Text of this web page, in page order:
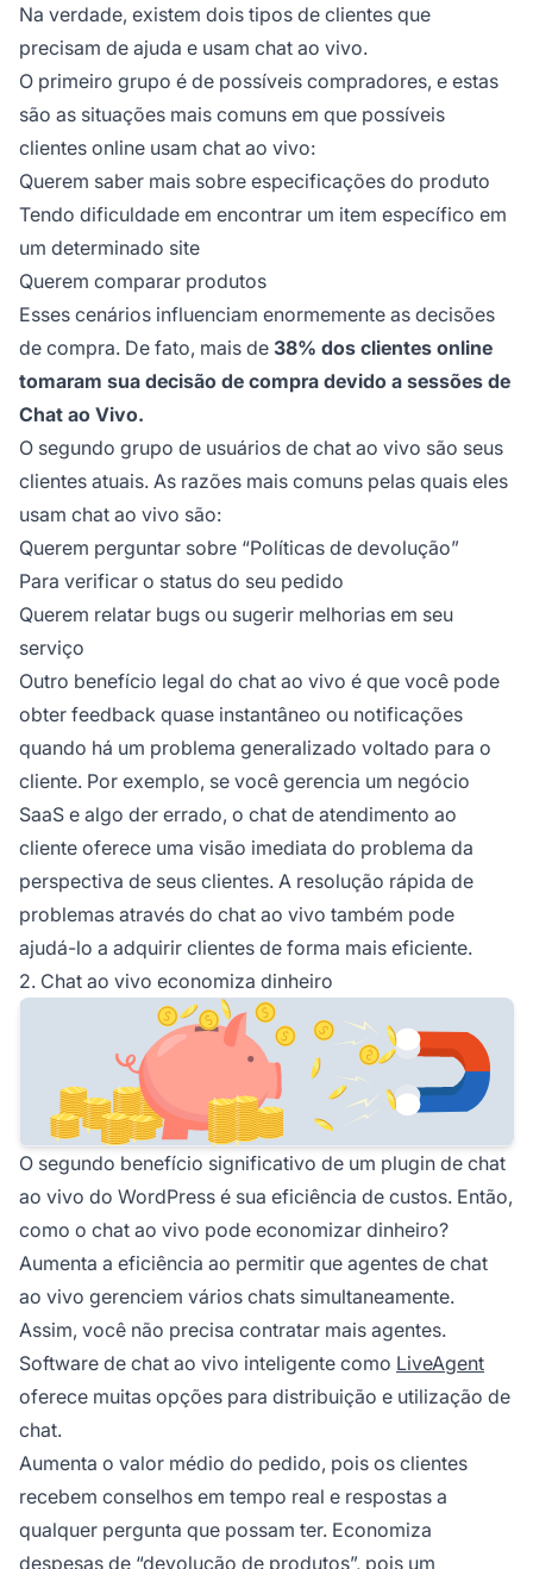
Na verdade, existem dois tipos de clientes que
precisam de ajuda e usam chat ao vivo.
O primeiro grupo é de possíveis compradores, e estas
são as situações mais comuns em que possíveis
clientes online usam chat ao vivo:
Querem saber mais sobre especificações do produto
Tendo dificuldade em encontrar um item específico em
um determinado site
Querem comparar produtos
Esses cenários influenciam enormemente as decisões
de compra. De fato, mais de 38% dos clientes online
tomaram sua decisão de compra devido a sessões de
Chat ao Vivo.
O segundo grupo de usuários de chat ao vivo são seus
clientes atuais. As razões mais comuns pelas quais eles
usam chat ao vivo são:
Querem perguntar sobre “Políticas de devolução”
Para verificar o status do seu pedido
Querem relatar bugs ou sugerir melhorias em seu
serviço
Outro benefício legal do chat ao vivo é que você pode
obter feedback quase instantâneo ou notificações
quando há um problema generalizado voltado para o
cliente. Por exemplo, se você gerencia um negócio
SaaS e algo der errado, o chat de atendimento ao
cliente oferece uma visão imediata do problema da
perspectiva de seus clientes. A resolução rápida de
problemas através do chat ao vivo também pode
ajudá-lo a adquirir clientes de forma mais eficiente.
2. Chat ao vivo economiza dinheiro
O segundo benefício significativo de um plugin de chat
ao vivo do WordPress é sua eficiência de custos. Então,
como o chat ao vivo pode economizar dinheiro?
Aumenta a eficiência ao permitir que agentes de chat
ao vivo gerenciem vários chats simultaneamente.
Assim, você não precisa contratar mais agentes.
Software de chat ao vivo inteligente como LiveAgent
oferece muitas opções para distribuição e utilização de
chat.
Aumenta o valor médio do pedido, pois os clientes
recebem conselhos em tempo real e respostas a
qualquer pergunta que possam ter. Economiza
despesas de “devolução de produtos”, pois um